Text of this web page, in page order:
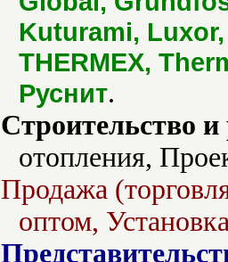
Kuturami,
THERMEX,
Руснит.
Строительство
отопления,
Продажа
оптом,